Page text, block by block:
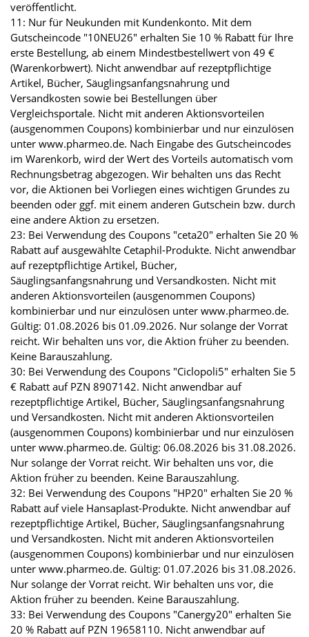
veröffentlicht.
11: Nur für Neukunden mit Kundenkonto. Mit dem
Gutscheincode "10NEU26" erhalten Sie 10 % Rabatt für Ihre
erste Bestellung, ab einem Mindestbestellwert von 49 €
(Warenkorbwert). Nicht anwendbar auf rezeptpflichtige
Artikel, Bücher, Säuglingsanfangsnahrung und
Versandkosten sowie bei Bestellungen über
Vergleichsportale. Nicht mit anderen Aktionsvorteilen
(ausgenommen Coupons) kombinierbar und nur einzulösen
unter www.pharmeo.de. Nach Eingabe des Gutscheincodes
im Warenkorb, wird der Wert des Vorteils automatisch vom
Rechnungsbetrag abgezogen. Wir behalten uns das Recht
vor, die Aktionen bei Vorliegen eines wichtigen Grundes zu
beenden oder ggf. mit einem anderen Gutschein bzw. durch
eine andere Aktion zu ersetzen.
23: Bei Verwendung des Coupons "ceta20" erhalten Sie 20 %
Rabatt auf ausgewählte Cetaphil-Produkte. Nicht anwendbar
auf rezeptpflichtige Artikel, Bücher,
Säuglingsanfangsnahrung und Versandkosten. Nicht mit
anderen Aktionsvorteilen (ausgenommen Coupons)
kombinierbar und nur einzulösen unter www.pharmeo.de.
Gültig: 01.08.2026 bis 01.09.2026. Nur solange der Vorrat
reicht. Wir behalten uns vor, die Aktion früher zu beenden.
Keine Barauszahlung.
30: Bei Verwendung des Coupons "Ciclopoli5" erhalten Sie 5
€ Rabatt auf PZN 8907142. Nicht anwendbar auf
rezeptpflichtige Artikel, Bücher, Säuglingsanfangsnahrung
und Versandkosten. Nicht mit anderen Aktionsvorteilen
(ausgenommen Coupons) kombinierbar und nur einzulösen
unter www.pharmeo.de. Gültig: 06.08.2026 bis 31.08.2026.
Nur solange der Vorrat reicht. Wir behalten uns vor, die
Aktion früher zu beenden. Keine Barauszahlung.
32: Bei Verwendung des Coupons "HP20" erhalten Sie 20 %
Rabatt auf viele Hansaplast-Produkte. Nicht anwendbar auf
rezeptpflichtige Artikel, Bücher, Säuglingsanfangsnahrung
und Versandkosten. Nicht mit anderen Aktionsvorteilen
(ausgenommen Coupons) kombinierbar und nur einzulösen
unter www.pharmeo.de. Gültig: 01.07.2026 bis 31.08.2026.
Nur solange der Vorrat reicht. Wir behalten uns vor, die
Aktion früher zu beenden. Keine Barauszahlung.
33: Bei Verwendung des Coupons "Canergy20" erhalten Sie
20 % Rabatt auf PZN 19658110. Nicht anwendbar auf